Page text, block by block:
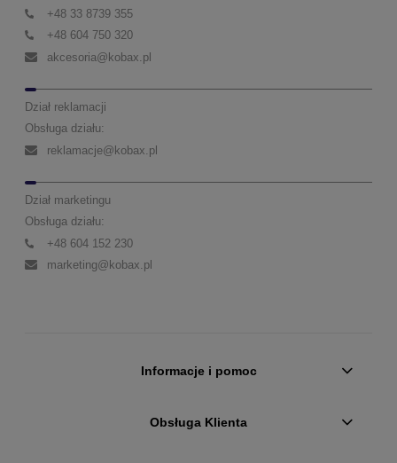
+48 33 8739 355
+48 604 750 320
akcesoria@kobax.pl
Dział reklamacji
Obsługa działu:
reklamacje@kobax.pl
Dział marketingu
Obsługa działu:
+48 604 152 230
marketing@kobax.pl
Informacje i pomoc
Obsługa Klienta